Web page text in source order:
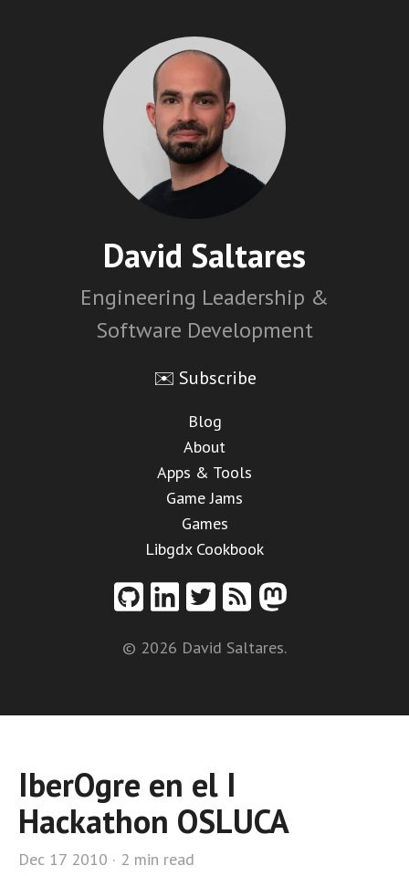
David Saltares
Engineering Leadership &
Software Development
✉️ Subscribe
Blog
About
Apps & Tools
Game Jams
Games
Libgdx Cookbook
© 2026 David Saltares.
IberOgre en el I
Hackathon OSLUCA
Dec 17 2010 · 2 min read